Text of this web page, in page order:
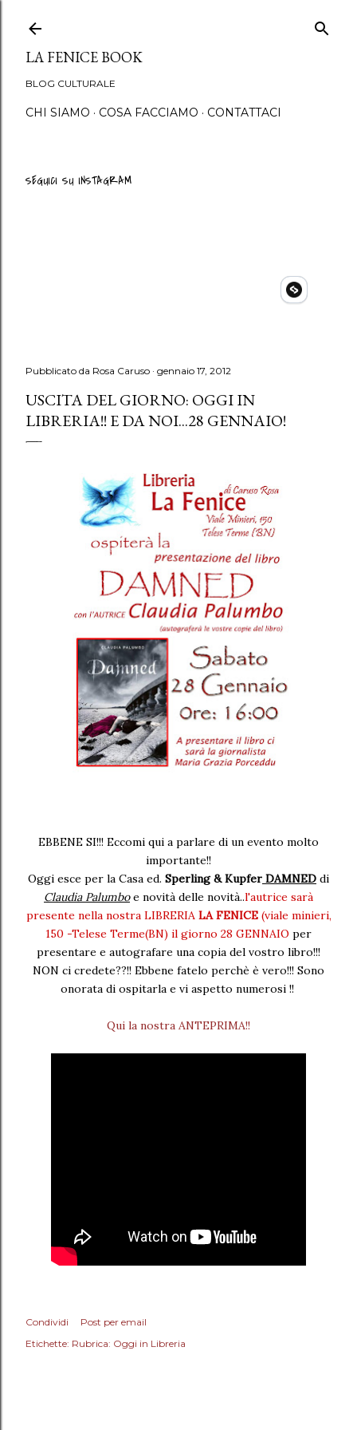
LA FENICE BOOK
BLOG CULTURALE
CHI SIAMO COSA FACCIAMO CONTATTACI
SEGUICI SU INSTAGRAM
Pubblicato da Rosa Caruso gennaio 17, 2012
USCITA DEL GIORNO: OGGI IN
LIBRERIA!! E DA NOI...28 GENNAIO!
EBBENE SI!!! Eccomi qui a parlare di un evento molto
importante!!
Oggi esce per la Casa ed. Sperling & Kupfer DAMNED di
Claudia Palumboe novità delle novità..l'autrice sarà
presente nella nostra LIBRERIA LA FENICE (viale minieri,
150 -Telese Terme(BN) il giorno 28 GENNAIO per
presentare e autografare una copia del vostro libro!!!
NON ci credete??!! Ebbene fatelo perchè è vero!!! Sono
onorata di ospitarla e vi aspetto numerosi !!
Qui la nostra ANTEPRIMA!!
Condividi
Post per email
Etichette: Rubrica: Oggi in Libreria